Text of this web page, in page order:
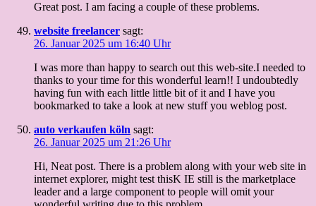
Great post. I am facing a couple of these problems.
website freelancer sagt:
26. Januar 2025 um 16:40 Uhr
I was more than happy to search out this web-site.I needed to
thanks to your time for this wonderful learn!! I undoubtedly
having fun with each little little bit of it and I have you
bookmarked to take a look at new stuff you weblog post.
auto verkaufen köln sagt:
26. Januar 2025 um 21:26 Uhr
Hi, Neat post. There is a problem along with your web site in
internet explorer, might test thisK IE still is the marketplace
leader and a large component to people will omit your